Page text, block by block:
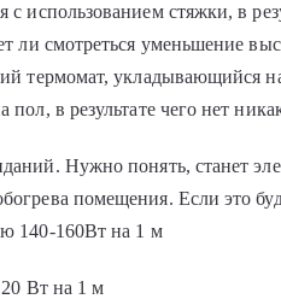
с использованием стяжки, в
ли смотреться уменьшение
термомат, укладывающийся
пол, в результате чего нет
Нужно понять, станет
помещения. Если это
140-160Вт на 1 м
Вт на 1 м